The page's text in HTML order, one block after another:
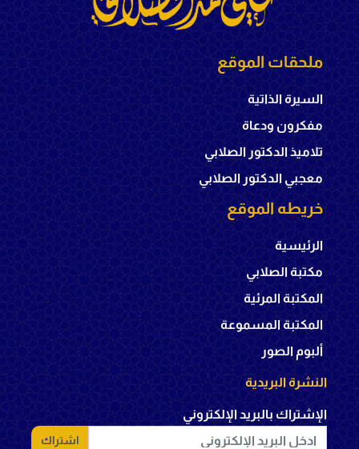
ملحقات الموقع
السيرة الذاتية
مفكرون ودعاة
تلاميذ الدكتور الصلابي
معجبي الدكتور الصلابي
خريطه الموقع
الرئيسية
مكتبة الصلابي
المكتبة المرئية
المكتبة المسموعة
ألبوم الصور
النشرة البريدية
الإشتراك بالبريد الإلكتروني
اشتراك